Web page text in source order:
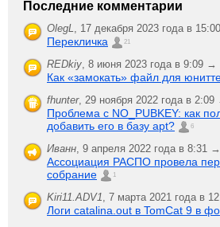
Последние комментарии
OlegL 17 декабря 2023 года в
Перекличка 21
REDkiy 8 июня 2023 года в 9:09 →
Как «замокать» файл для
fhunter, 29 ноября 2022 года в 2:09
Проблема с NO_PUBKEY: как
добавить его в базу apt?
6
Иванн 9 апреля 2022 года в 8:31 →
Ассоциация РАСПО провела
собрание
1
Kiri11.ADV1 7 марта 2021 года в
Логи catalina.out в TomCat 9 в